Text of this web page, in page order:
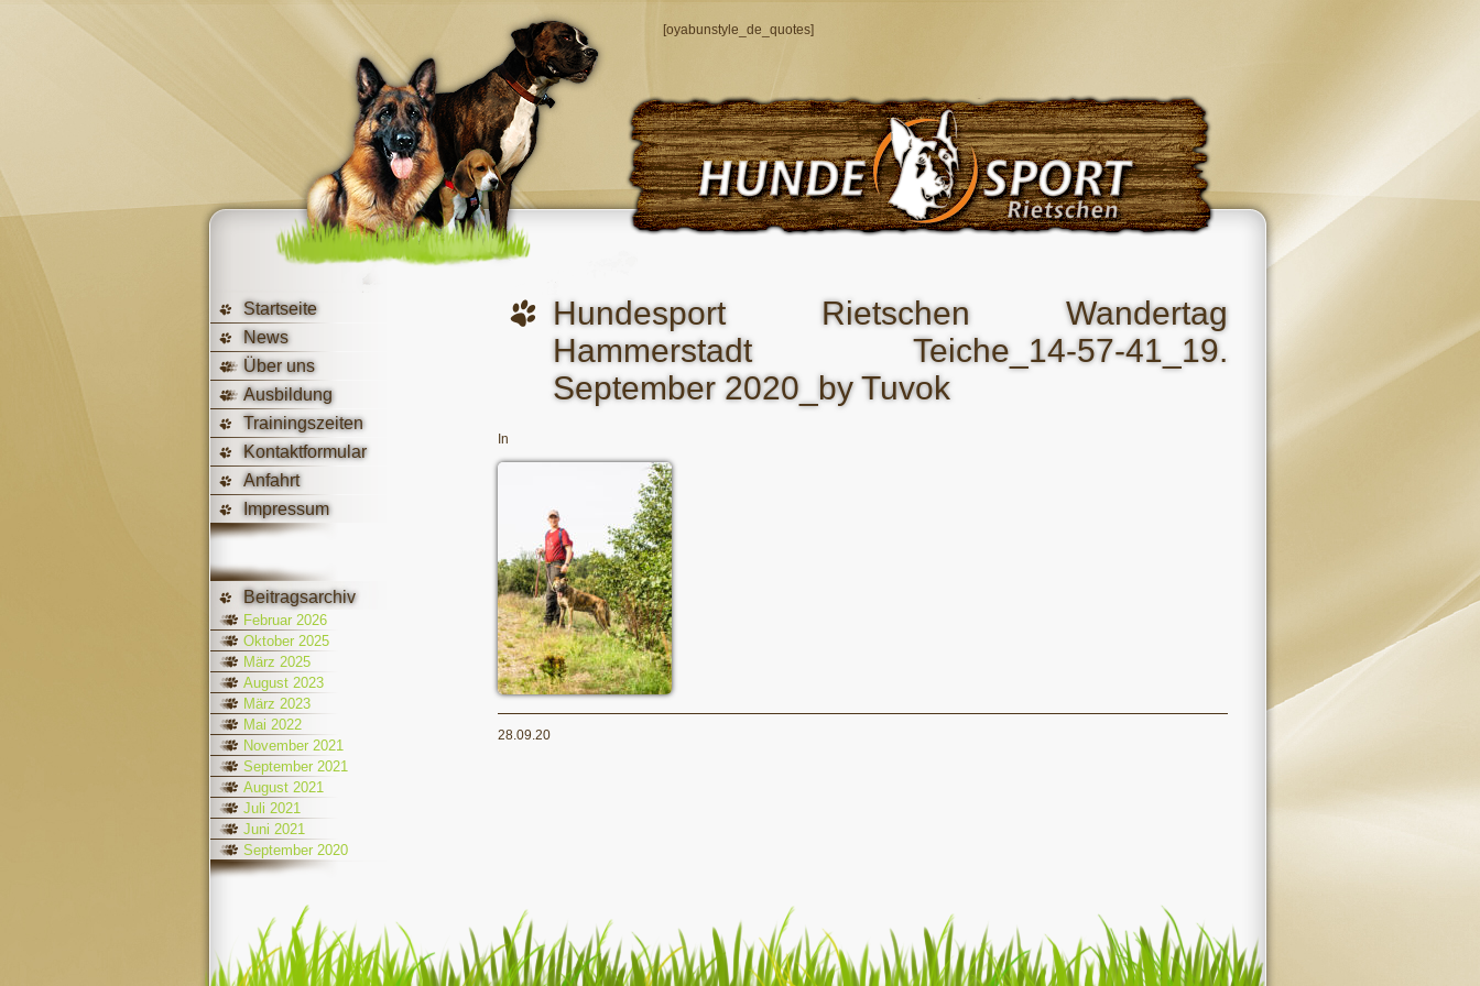
[oyabunstyle_de_quotes]
Startseite
News
Über uns
Ausbildung
Trainingszeiten
Kontaktformular
Anfahrt
Impressum
Beitragsarchiv
Februar 2026
Oktober 2025
März 2025
August 2023
März 2023
Mai 2022
November 2021
September 2021
August 2021
Juli 2021
Juni 2021
September 2020
Hundesport Rietschen Wandertag
Hammerstadt Teiche_14-57-41_19.
September 2020_by Tuvok
In
28.09.20